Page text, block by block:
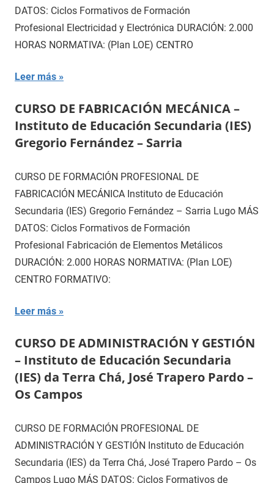
DATOS: Ciclos Formativos de Formación
Profesional Electricidad y Electrónica DURACIÓN: 2.000
HORAS NORMATIVA: (Plan LOE) CENTRO
Leer más
CURSO DE FABRICACIÓN MECÁNICA –
Instituto de Educación Secundaria (IES)
Gregorio Fernández – Sarria
CURSO DE FORMACIÓN PROFESIONAL DE
FABRICACIÓN MECÁNICA Instituto de Educación
Secundaria (IES) Gregorio Fernández – Sarria Lugo MÁS
DATOS: Ciclos Formativos de Formación
Profesional Fabricación de Elementos Metálicos
DURACIÓN: 2.000 HORAS NORMATIVA: (Plan LOE)
CENTRO FORMATIVO:
Leer más
CURSO DE ADMINISTRACIÓN Y GESTIÓN
– Instituto de Educación Secundaria
(IES) da Terra Chá, José Trapero Pardo –
Os Campos
CURSO DE FORMACIÓN PROFESIONAL DE
ADMINISTRACIÓN Y GESTIÓN Instituto de Educación
Secundaria (IES) da Terra Chá, José Trapero Pardo – Os
Campos Lugo MÁS DATOS: Ciclos Formativos de